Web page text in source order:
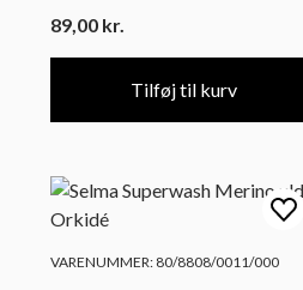
89,00 kr.
Tilføj til kurv
VARENUMMER: 80/8808/0011/000